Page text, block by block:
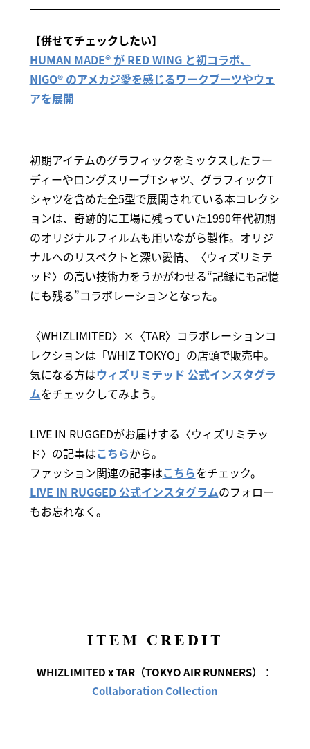
【併せてチェックしたい】
HUMAN MADE® が RED WING と初コラボ、
NIGO® のアメカジ愛を感じるワークブーツやウェ
アを展開
初期アイテムのグラフィックをミックスしたフー
ディーやロングスリーブTシャツ、グラフィックT
シャツを含めた全5型で展開されている本コレクシ
ョンは、奇跡的に工場に残っていた1990年代初期
のオリジナルフィルムも用いながら製作。オリジ
ナルへのリスペクトと深い愛情、〈ウィズリミテ
ッド〉の高い技術力をうかがわせる“記録にも記憶
にも残る”コラボレーションとなった。
〈WHIZLIMITED〉×〈TAR〉コラボレーションコ
レクションは「WHIZ TOKYO」の店頭で販売中。
気になる方はウィズリミテッド 公式インスタグラ
ムをチェックしてみよう。
LIVE IN RUGGEDがお届けする〈ウィズリミテッ
ド〉の記事はこちらから。
ファッション関連の記事はこちらをチェック。
LIVE IN RUGGED 公式インスタグラムのフォロー
もお忘れなく。
ITEM CREDIT
WHIZLIMITED x TAR（TOKYO AIR RUNNERS）
：
Collaboration Collection